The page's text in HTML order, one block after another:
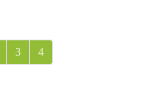
3 4